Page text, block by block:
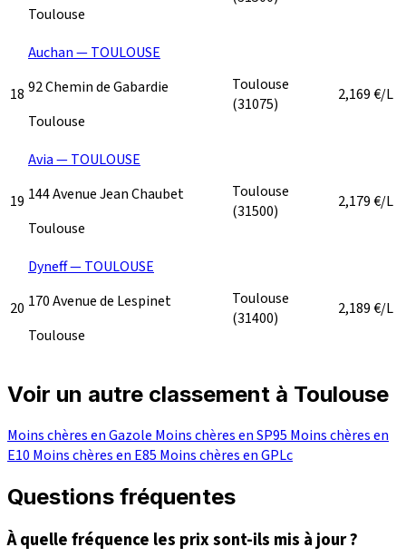
Toulouse
18
Auchan — TOULOUSE
92 Chemin de Gabardie
Toulouse
Toulouse
(31075)
2,169€/L
19
Avia — TOULOUSE
144 Avenue Jean Chaubet
Toulouse
Toulouse
(31500)
2,179€/L
20
Dyneff — TOULOUSE
170 Avenue de Lespinet
Toulouse
Toulouse
(31400)
2,189€/L
Voir un autre classement à Toulouse
Moins chères en Gazole Moins chères en SP95 Moins chères en
E10 Moins chères en E85 Moins chères en GPLc
Questions fréquentes
À quelle fréquence les prix sont-ils mis à jour ?